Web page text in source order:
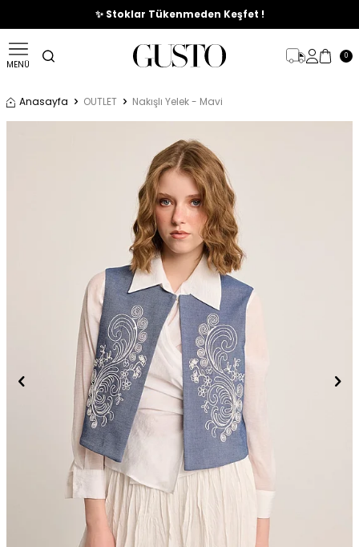
🎉%70'e Varan Büyük Yaz İndirim Başladı !
✨ Stoklar Tükenmeden Keşfet !
MENÜ
0
Anasayfa OUTLET Nakışlı Yelek - Mavi